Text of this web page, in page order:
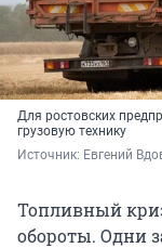
Для ростовских
грузовую технику
Источник: Евгений
Топливный
обороты. Одни